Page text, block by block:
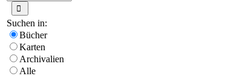
Suchen in:
Bücher
Karten
Archivalien
Alle